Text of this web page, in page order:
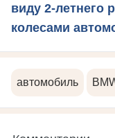
виду 2-летнего
колесами
автомобиль